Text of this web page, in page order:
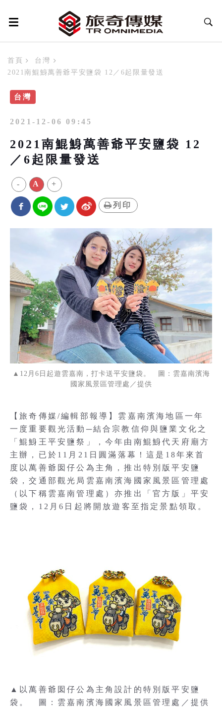
首頁
台灣
2021南鯤鯓萬善爺平安鹽袋 12／6起限量發送
台灣
2021-12-06 09:45
2021南鯤鯓萬善爺平安鹽袋 12
／6起限量發送
- A +
列印
▲12月6日起遊雲嘉南，打卡送平安鹽袋。 圖：雲嘉南濱海
國家風景區管理處／提供
【旅奇傳媒/編輯部報導】雲嘉南濱海地區一年
一度重要觀光活動─結合宗教信仰與鹽業文化之
「鯤鯓王平安鹽祭」，今年由南鯤鯓代天府廟方
主辦，已於11月21日圓滿落幕！這是18年來首
度以萬善爺囡仔公為主角，推出特別版平安鹽
袋，交通部觀光局雲嘉南濱海國家風景區管理處
（以下稱雲嘉南管理處）亦推出「官方版」平安
鹽袋，12月6日起將開放遊客至指定景點領取。
▲以萬善爺囡仔公為主角設計的特別版平安鹽
袋。 圖：雲嘉南濱海國家風景區管理處／提供